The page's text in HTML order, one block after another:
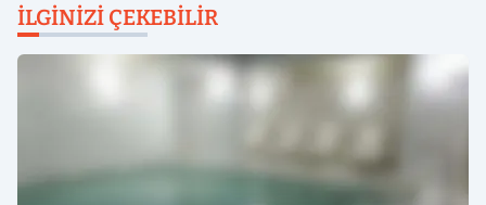
İLGINIZI ÇEKEBILIR